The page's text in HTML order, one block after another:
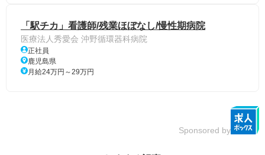
「駅チカ」看護師/残業ほぼなし/慢性期病院
医療法人秀愛会 沖野循環器科病院
正社員
鹿児島県
月給24万円～29万円
Sponsored by